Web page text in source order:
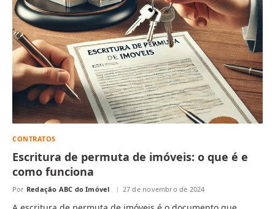
CONTRATOS
Escritura de permuta de imóveis: o que é e
como funciona
Por Redação ABC do Imóvel 27 de novembro de 2024